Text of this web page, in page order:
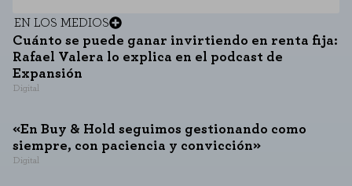
EN LOS MEDIOS
Cuánto se puede ganar invirtiendo en renta fija:
Rafael Valera lo explica en el podcast de
Expansión
Digital
«En Buy & Hold seguimos gestionando como
siempre, con paciencia y convicción»
Digital